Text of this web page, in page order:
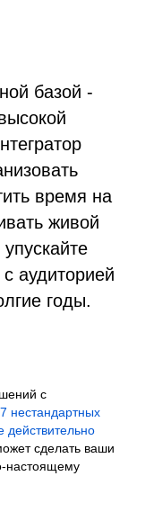
базой -
время на
живой
аудиторией
годы.
с
нестандартных
действительно
сделать ваши
настоящему